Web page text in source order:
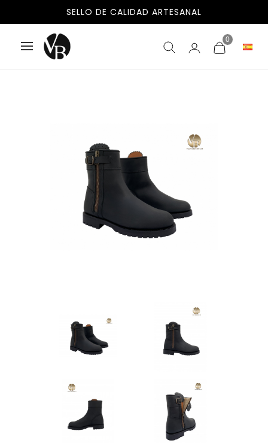
SELLO DE CALIDAD ARTESANAL
0